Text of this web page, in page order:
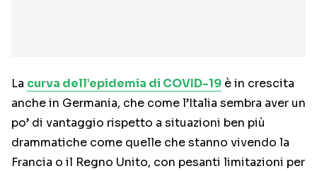
La curva dell’epidemia di COVID-19 è in crescita
anche in Germania, che come l’Italia sembra aver un
po’ di vantaggio rispetto a situazioni ben più
drammatiche come quelle che stanno vivendo la
Francia o il Regno Unito, con pesanti limitazioni per